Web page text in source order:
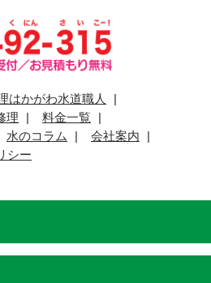
はかがわ水道職人
理
料金一覧
水のコラム
会社案内
シー